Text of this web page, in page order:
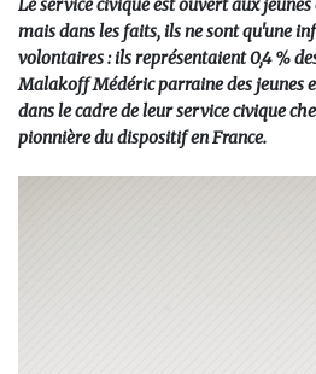
Le service civique est ouvert aux
mais dans les faits, ils ne sont qu'une
volontaires : ils représentaient 0,4 %
Malakoff Médéric parraine des jeunes
dans le cadre de leur service civique
pionnière du dispositif en France.